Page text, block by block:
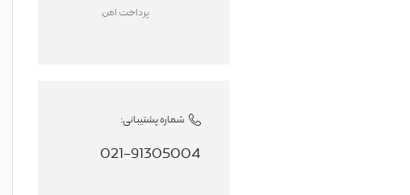
پرداخت امن
شماره پشتیبانی:
021-91305004